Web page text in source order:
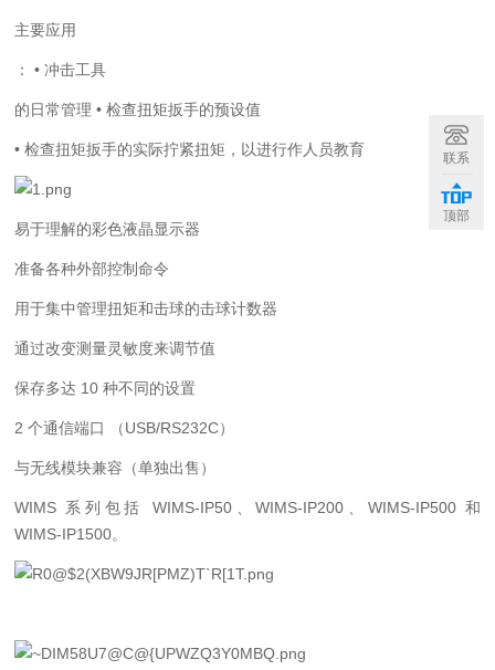
主要应用
： • 冲击工具
的日常管理 • 检查扭矩扳手的预设值
• 检查扭矩扳手的实际拧紧扭矩，以进行作人员教育
易于理解的彩色液晶显示器
准备各种外部控制命令
用于集中管理扭矩和击球的击球计数器
通过改变测量灵敏度来调节值
保存多达 10 种不同的设置
2 个通信端口 （USB/RS232C）
与无线模块兼容（单独出售）
WIMS 系列包括 WIMS-IP50、WIMS-IP200、WIMS-IP500 和
WIMS-IP1500。
联系
顶部